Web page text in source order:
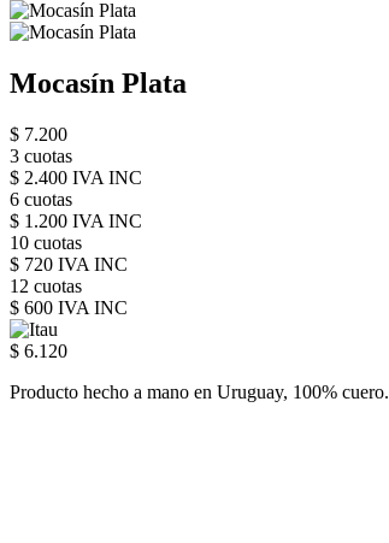
Mocasín Plata
$ 7.200
3 cuotas
$ 2.400 IVA INC
6 cuotas
$ 1.200 IVA INC
10 cuotas
$ 720 IVA INC
12 cuotas
$ 600 IVA INC
$ 6.120
Producto hecho a mano en Uruguay, 100% cuero.